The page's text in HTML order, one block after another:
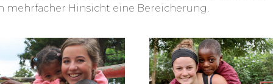
Hinsicht eine Bereicherung.